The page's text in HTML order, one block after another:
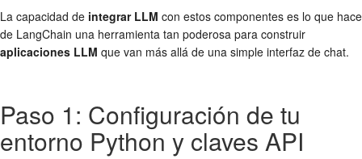
La capacidad de integrar LLM con estos componentes es lo que hace
de LangChain una herramienta tan poderosa para construir
aplicaciones LLM que van más allá de una simple interfaz de chat.
Paso 1: Configuración de tu
entorno Python y claves API